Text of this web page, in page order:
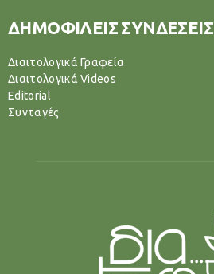
ΔΗΜΟΦΙΛΕΙΣ ΣΥΝΔΕΣΕΙΣ
Διαιτολογικά Γραφεία
Διαιτολογικά Videos
Editorial
Συνταγές